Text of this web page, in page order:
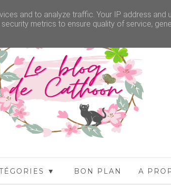
▼ BON PLAN A
and to analyze traffic. Your IP address and
metrics to ensure quality of service,